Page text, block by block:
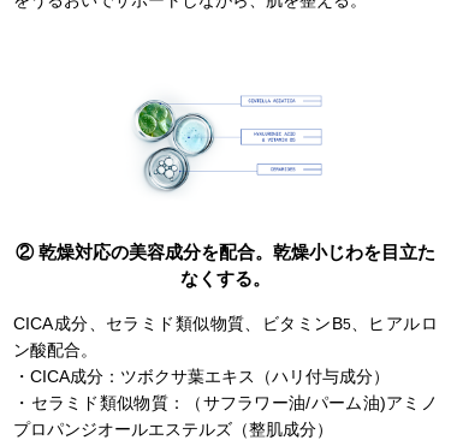
② 乾燥対応の美容成分を配合。乾燥小じわを目立た
なくする。
CICA成分、セラミド類似物質、ビタミンB5、ヒアルロ
ン酸配合。
・CICA成分：ツボクサ葉エキス（ハリ付与成分）
・セラミド類似物質：（サフラワー油/パーム油)アミノ
プロパンジオールエステルズ（整肌成分）